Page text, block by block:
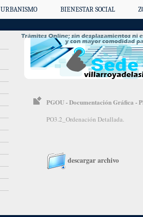
URBANISMO BIENESTAR SOCIAL
PGOU - Documentación Gráfica -
PO3.2_Ordenación Detallada.
descargar archivo